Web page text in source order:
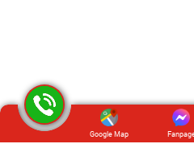
Google Map